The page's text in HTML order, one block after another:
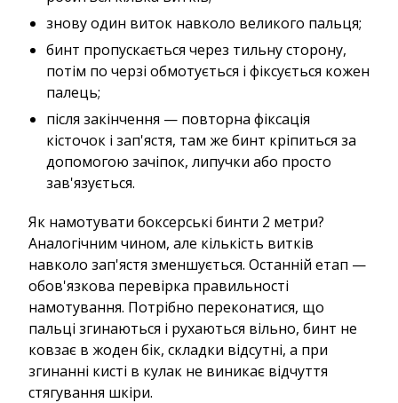
знову один виток навколо великого пальця;
бинт пропускається через тильну сторону,
потім по черзі обмотується і фіксується кожен
палець;
після закінчення — повторна фіксація
кісточок і зап'ястя, там же бинт кріпиться за
допомогою зачіпок, липучки або просто
зав'язується.
Як намотувати боксерські бинти 2 метри?
Аналогічним чином, але кількість витків
навколо зап'ястя зменшується. Останній етап —
обов'язкова перевірка правильності
намотування. Потрібно переконатися, що
пальці згинаються і рухаються вільно, бинт не
ковзає в жоден бік, складки відсутні, а при
згинанні кисті в кулак не виникає відчуття
стягування шкіри.